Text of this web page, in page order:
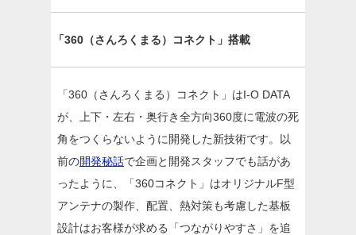
「360（さんろくまる）コネクト」搭載
「360（さんろくまる）コネクト」はI-O DATA
が、上下・左右・奥行き全方向360度に電波の死
角をつくらないように開発した新技術です。以
前の開発秘話で企画と開発スタッフでも話があ
ったように、「360コネクト」はオリジナルF型
アンテナの製作、配置、熱対策も考慮した基板
設計はお客様が求める「つながりやすさ」を追